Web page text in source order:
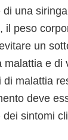
una
il peso
un
e di
malattia
deve
sintomi